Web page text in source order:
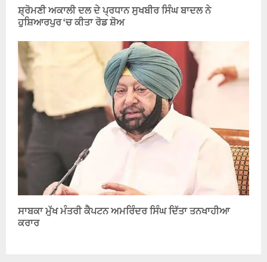
ਸ਼੍ਰੋਮਣੀ ਅਕਾਲੀ ਦਲ ਦੇ ਪ੍ਰਧਾਨ ਸੁਖਬੀਰ ਸਿੰਘ ਬਾਦਲ ਨੇ
ਹੁਸ਼ਿਆਰਪੁਰ ‘ਚ ਕੀਤਾ ਰੋਡ ਸ਼ੋਅ
ਸਾਬਕਾ ਮੁੱਖ ਮੰਤਰੀ ਕੈਪਟਨ ਅਮਰਿੰਦਰ ਸਿੰਘ ਦਿੱਤਾ ਤਨਖਾਹੀਆ
ਕਰਾਰ